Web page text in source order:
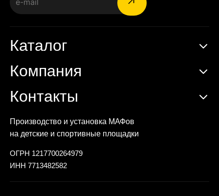
Производство и установка МАФов
на детские и спортивные площадки
ОГРН 1217700264979
ИНН 7713482582
Каталог
Компания
Контакты